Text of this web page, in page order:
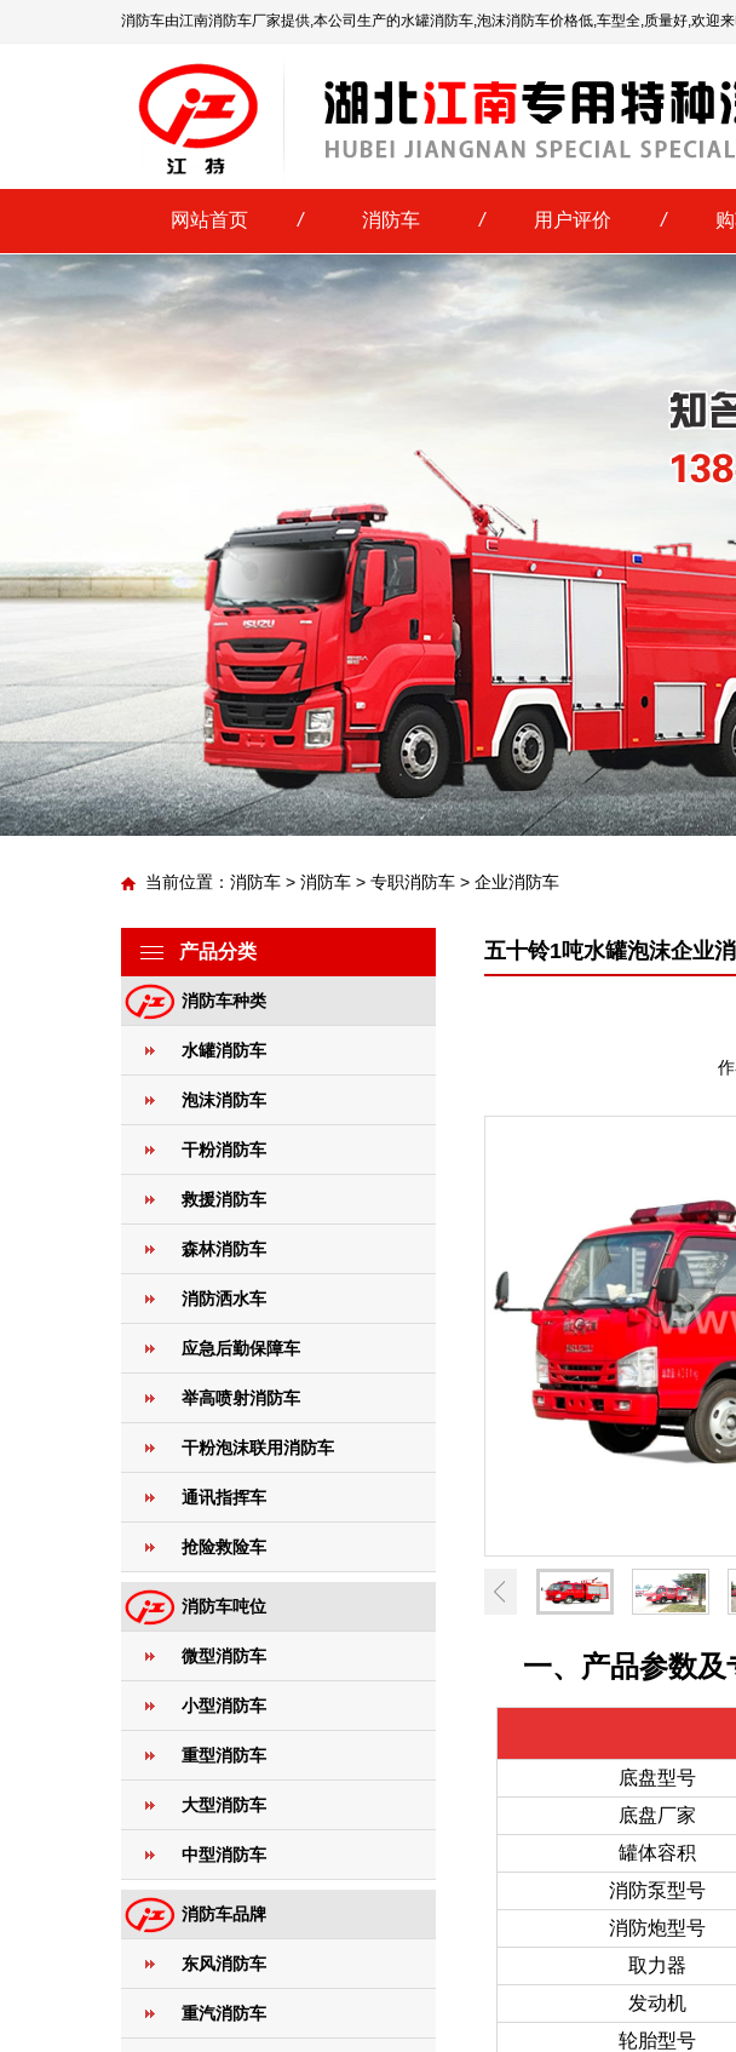
消防车由江南消防车厂家提供,本公司生产的水罐消防车,泡沫消防车价格低,车型全,质量好,欢迎
网站首页 / 消防车 / 用户评价 /
当前位置： 消防车 > 消防车 > 专职消防车 > 企业消防车
产品分类
消防车种类
水罐消防车
泡沫消防车
干粉消防车
救援消防车
森林消防车
消防洒水车
应急后勤保障车
举高喷射消防车
干粉泡沫联用消防车
通讯指挥车
抢险救险车
消防车吨位
微型消防车
小型消防车
重型消防车
大型消防车
中型消防车
消防车品牌
东风消防车
重汽消防车
五十铃1吨水罐泡沫企业
一、产品参数及
底盘型号
底盘厂家
罐体容积
消防泵型号
消防炮型号
取力器
发动机
轮胎型号